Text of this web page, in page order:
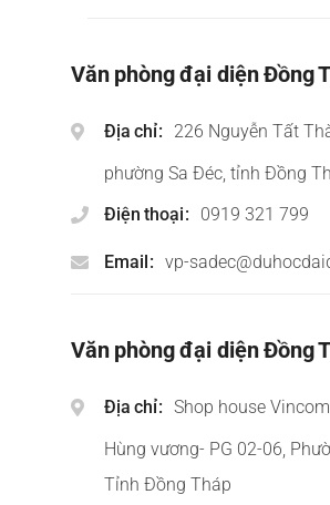
Văn phòng đại diện Đồng
Địa chỉ
226 Nguyễn Tất
phường Sa Đéc, tỉnh Đồng
Điện thoại
0919 321 799
Email vp-
Văn phòng đại diện Đồng
Địa chỉ
Shop house
Hùng vương- PG 02-06,
Tỉnh Đồng Tháp